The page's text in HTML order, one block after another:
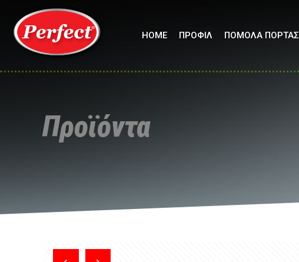
HOME ΠΡΟΦΙΛ ΠΟΜΟΛΑ ΠΟΡΤΑΣ
Προϊόντα